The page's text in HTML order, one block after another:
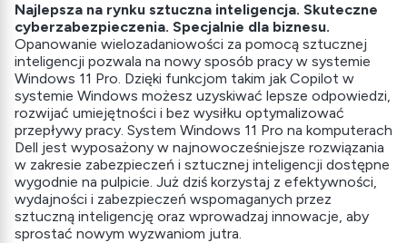
Najlepsza na rynku sztuczna inteligencja. Skuteczne
cyberzabezpieczenia. Specjalnie dla biznesu.
Opanowanie wielozadaniowości za pomocą sztucznej
inteligencji pozwala na nowy sposób pracy w systemie
Windows 11 Pro. Dzięki funkcjom takim jak Copilot w
systemie Windows możesz uzyskiwać lepsze odpowiedzi,
rozwijać umiejętności i bez wysiłku optymalizować
przepływy pracy. System Windows 11 Pro na komputerach
Dell jest wyposażony w najnowocześniejsze rozwiązania
w zakresie zabezpieczeń i sztucznej inteligencji dostępne
wygodnie na pulpicie. Już dziś korzystaj z efektywności,
wydajności i zabezpieczeń wspomaganych przez
sztuczną inteligencję oraz wprowadzaj innowacje, aby
sprostać nowym wyzwaniom jutra.